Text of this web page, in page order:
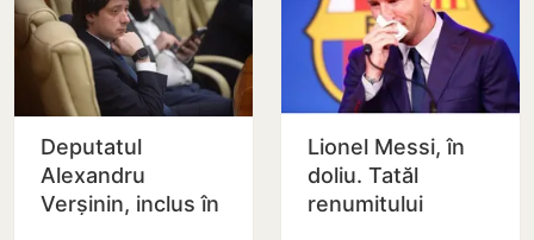
Deputatul
Alexandru
Verșinin, inclus în
Lionel Messi, în
doliu. Tatăl
renumitului